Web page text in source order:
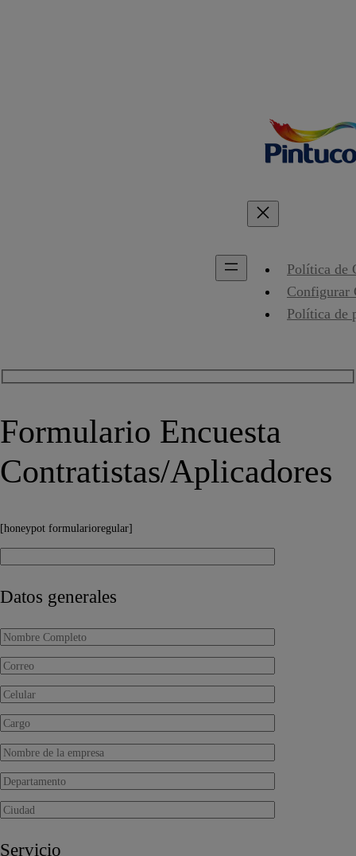
Política de
Configurar
Política de
Formulario Encuesta
Contratistas/Aplicadores
[honeypot formularioregular]
Datos generales
Servicio